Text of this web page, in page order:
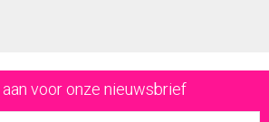
voor onze nieuwsbrief